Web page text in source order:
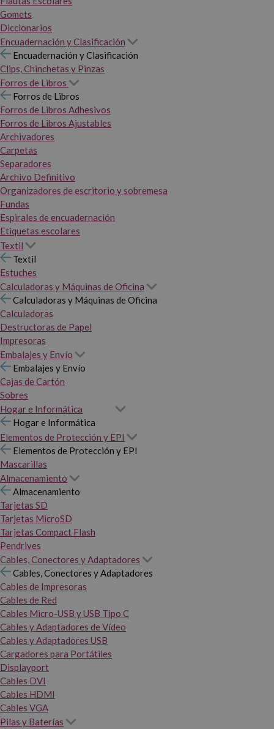
Gomets
Diccionarios
Encuadernación y Clasificación
Encuadernación y Clasificación
Clips, Chinchetas y Pinzas
Forros de Libros
Forros de Libros
Forros de Libros Adhesivos
Forros de Libros Ajustables
Archivadores
Carpetas
Separadores
Archivo Definitivo
Organizadores de escritorio y sobremesa
Fundas
Espirales de encuadernación
Etiquetas escolares
Textil
Textil
Estuches
Calculadoras y Máquinas de Oficina
Calculadoras y Máquinas de Oficina
Calculadoras
Destructoras de Papel
Impresoras
Embalajes y Envío
Embalajes y Envío
Cajas de Cartón
Sobres
Hogar e Informática
Hogar e Informática
Elementos de Protección y EPI
Elementos de Protección y EPI
Mascarillas
Almacenamiento
Almacenamiento
Tarjetas SD
Tarjetas MicroSD
Tarjetas Compact Flash
Pendrives
Cables, Conectores y Adaptadores
Cables, Conectores y Adaptadores
Cables de Impresoras
Cables de Red
Cables Micro-USB y USB Tipo C
Cables y Adaptadores de Vídeo
Cables y Adaptadores USB
Cargadores para Portátiles
Displayport
Cables DVI
Cables HDMI
Cables VGA
Pilas y Baterías